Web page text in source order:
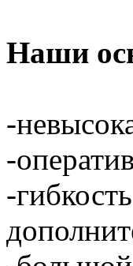
Наши
-
-
-